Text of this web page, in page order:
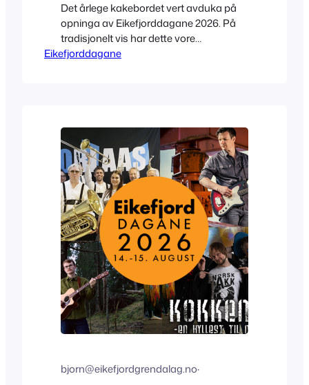
Det årlege kakebordet vert avduka på
opninga av Eikefjorddagane 2026. På
tradisjonelt vis har dette vore
gjennomført som ein dugnad, der
godt i gang.…
Eikefjorddagane
bjorn@eikefjordgrendalag.no·